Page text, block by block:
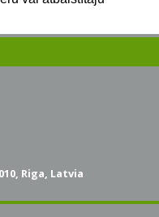
Riga, Latvia